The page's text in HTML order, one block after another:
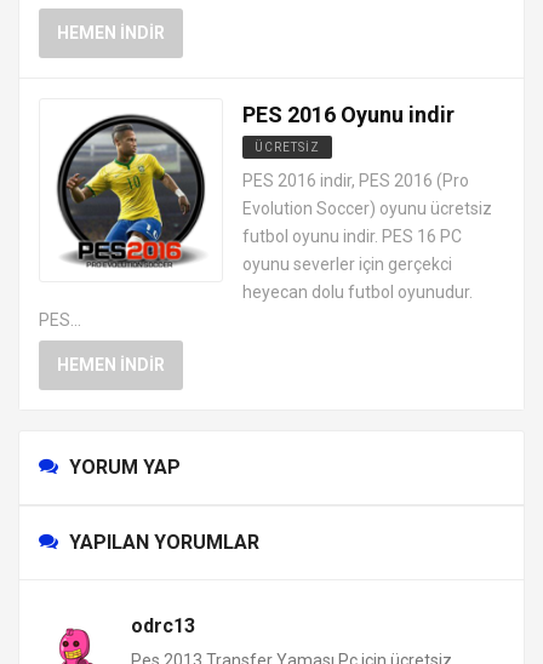
HEMEN İNDIR
PES 2016 Oyunu indir
ÜCRETSIZ
PES FUTBOL OYUNLARI
PES 2016 indir, PES 2016 (Pro
Evolution Soccer) oyunu ücretsiz
futbol oyunu indir. PES 16 PC
oyunu severler için gerçekci
heyecan dolu futbol oyunudur.
PES...
HEMEN İNDIR
YORUM YAP
YAPILAN YORUMLAR
odrc13